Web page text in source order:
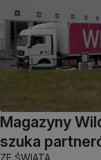
Magazyny
szuka
ZE ŚWIATA